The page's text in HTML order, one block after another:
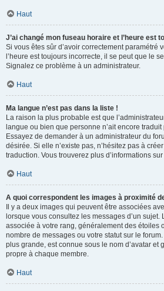
Haut
J’ai changé mon fuseau horaire et l’heure est
Si vous êtes sûr d’avoir correctement paramétré
l’heure est toujours incorrecte, il se peut que le
Signalez ce problème à un administrateur.
Haut
Ma langue n’est pas dans la liste !
La raison la plus probable est que
langue ou bien que personne n’ait encore traduit
Essayez de demander à un administrateur du
désirée. Si elle n’existe pas, n’hésitez pas à
traduction. Vous trouverez plus d’informations
Haut
A quoi correspondent les images à proximité
Il y a deux images qui peuvent être associées
lorsque vous consultez les messages d’un sujet.
associée à votre rang, généralement des étoiles
nombre de messages ou votre statut sur le
plus grande, est connue sous le nom d’avatar et
propre à chaque membre.
Haut